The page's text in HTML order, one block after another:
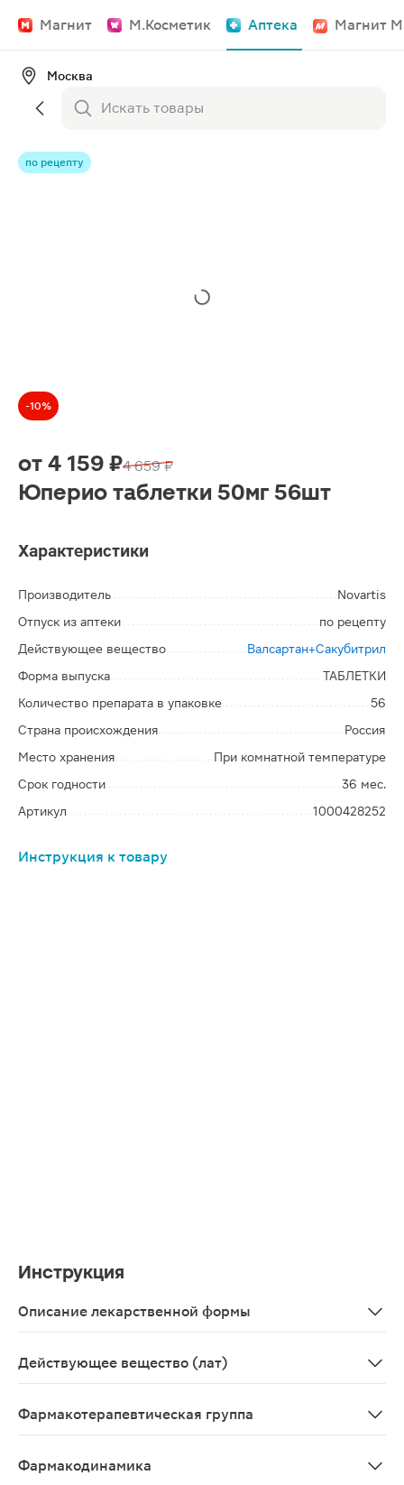
Магнит М.Косметик Аптека Магнит
Москва
-10%
по рецепту
от 4 159 ₽4 659 ₽
Юперио таблетки 50мг 56шт
Характеристики
Производитель
Novartis
Отпуск из аптеки
по рецепту
Действующее вещество
Валсартан+Сакубитрил
Форма выпуска
ТАБЛЕТКИ
Количество препарата в упаковке
56
Страна происхождения
Россия
Место хранения
При комнатной температуре
Срок годности
36 мес.
Артикул
1000428252
Инструкция к товару
Инструкция
Описание лекарственной формы
Действующее вещество (лат)
Фармакотерапевтическая группа
Фармакодинамика